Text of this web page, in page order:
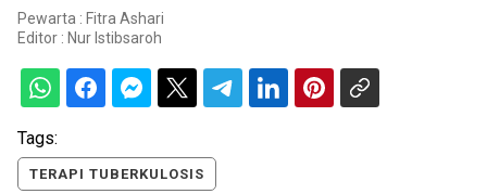
Pewarta : Fitra Ashari
Editor : Nur Istibsaroh
Tags:
TERAPI TUBERKULOSIS